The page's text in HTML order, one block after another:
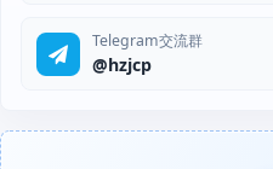
Telegram交流群
@hzjcp